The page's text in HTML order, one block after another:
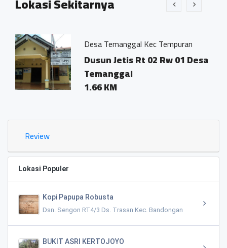
Desa Temanggal Kec Tempuran
Dusun Jetis Rt 02 Rw 01 Desa
Temanggal
1.66 KM
Review
Lokasi Populer
Kopi Papupa Robusta
Dsn. Sengon RT4/3 Ds. Trasan Kec. Bandongan
BUKIT ASRI KERTOJOYO